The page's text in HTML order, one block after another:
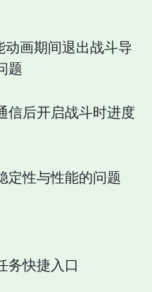
画期间退出战斗导
题
信后开启战斗时进度
定性与性能的问题
务快捷入口